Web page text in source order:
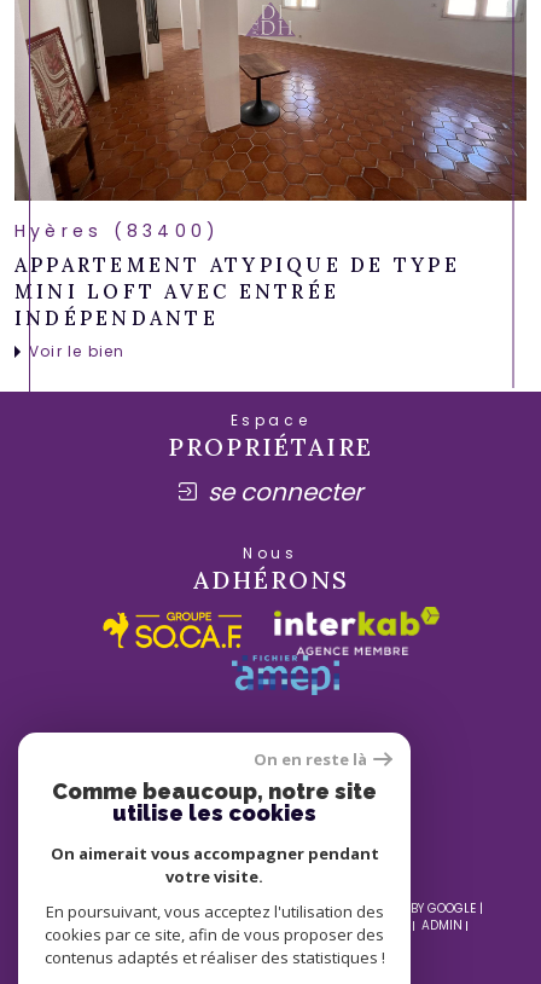
Hyères (83400)
APPARTEMENT ATYPIQUE DE TYPE
MINI LOFT AVEC ENTRÉE
INDÉPENDANTE
Voir le bien
Espace
PROPRIÉTAIRE
se connecter
Nous
ADHÉRONS
© 2026 | TOUS DROITS RÉSERVÉS | TRADUCTION POWERED BY GOOGLE |
NOS HONORAIRES
PLAN DU SITE MENTIONS LÉGALES
ADMIN
NOS LIENS
POLITIQUE RGPD COOKIES
On en reste là
Comme beaucoup, notre site
utilise les cookies
On aimerait vous accompagner pendant
votre visite.
En poursuivant, vous acceptez l'utilisation des
cookies par ce site, afin de vous proposer des
contenus adaptés et réaliser des statistiques !